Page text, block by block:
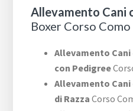
Allevamento Cani
Boxer Corso
Allevamento
con Pedigree
Allevamento
di Razza Corso